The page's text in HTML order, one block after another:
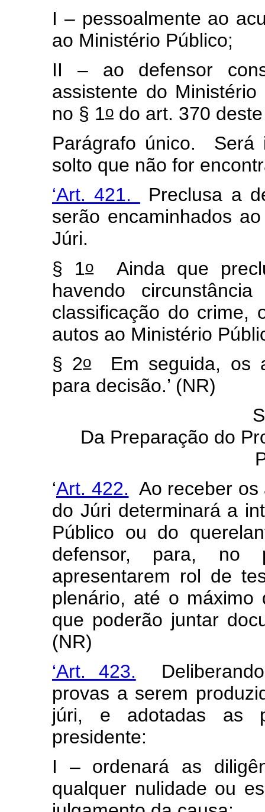
I – pessoalmente ao
ao Ministério Público;
II – ao defensor
assistente do
no § 1o do art. 370
Parágrafo único. Será
solto que não for
‘Art. 421.
Preclusa a
serão encaminhados
Júri.
§ 1oAinda que
havendo
classificação do crime,
autos ao Ministério
§ 2oEm seguida, os
para decisão.’ (NR)
Da Preparação do
‘Art. 422. Ao receber os
do Júri determinará a
Público ou do
defensor, para,
apresentarem rol de
plenário, até o máximo
que poderão juntar
(NR)
‘Art. 423.
provas a serem
júri, e adotadas as
presidente:
I – ordenará as
qualquer nulidade ou